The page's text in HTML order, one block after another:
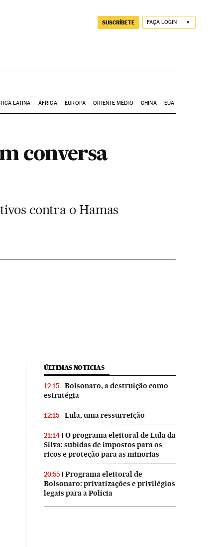
SUSCRÍBETE FAÇA LOGIN
LATINA ÁFRICA EUROPA ORIENTE MÉDIO CHINA EUA
conversa
contra o Hamas
ÚLTIMAS NOTICIAS
12:15
Bolsonaro, a destruição como
estratégia
12:15 Lula, uma ressurreição
21:14
O programa eleitoral de Lula da
Silva: subidas de impostos para os
ricos e proteção para as minorias
20:55
Programa eleitoral de
Bolsonaro: privatizações e privilégios
legais para a Polícia